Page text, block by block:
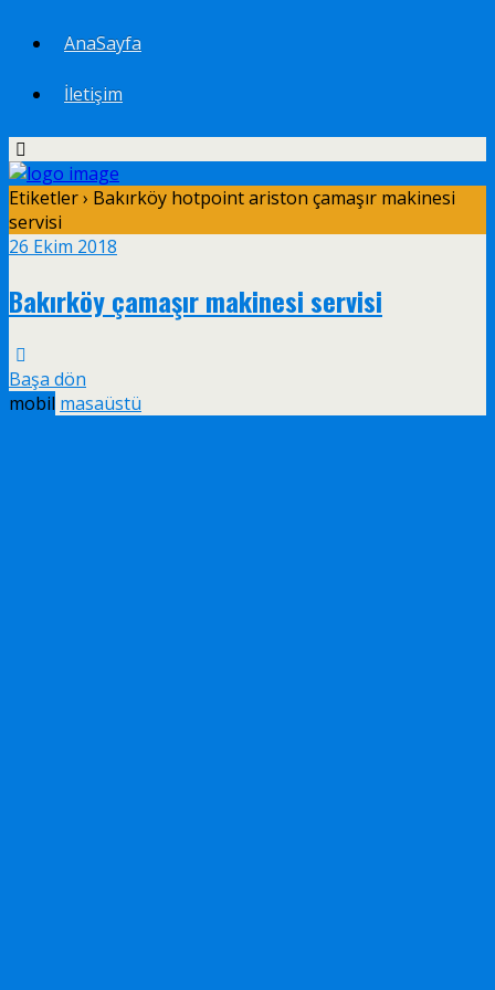
AnaSayfa
İletişim
Etiketler › Bakırköy hotpoint ariston çamaşır makinesi
servisi
26 Ekim 2018
Bakırköy çamaşır makinesi servisi
Başa dön
mobil masaüstü